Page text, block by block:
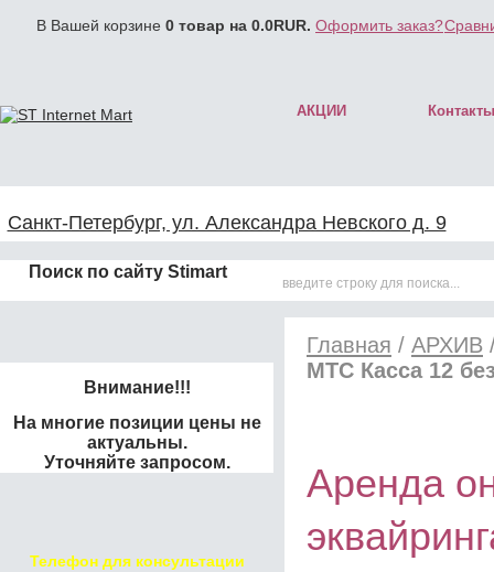
В Вашей корзине 0 товар на 0.0RUR. Оформить заказ?
АКЦИИ Контакты
Санкт-Петербург, ул. Александра Невского д. 9
Поиск по сайту Stimart
Внимание!!!
На многие позиции цены не
актуальны.
Уточняйте запросом.
Телефон для консультации
Главная / АРХИВ
МТС Касса 12
Аренда